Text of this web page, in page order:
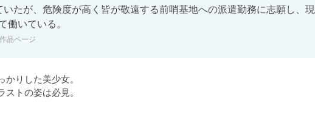
たが、危険度が高く皆が敬遠する前哨基地への派遣勤務に志願し、現
働いている。
品ページ
りした美少女。
トの姿は必見。